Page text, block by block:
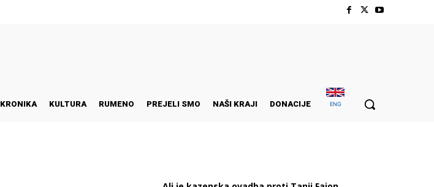
KRONIKA KULTURA RUMENO PREJELI SMO NAŠI KRAJI DONACIJE ENG